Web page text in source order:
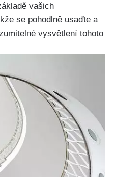
vašich
se pohodlně usaďte a
vysvětlení tohoto